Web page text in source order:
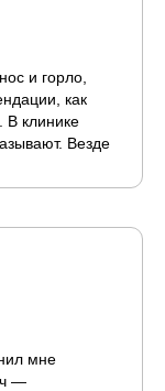
и горло,
как
В клинике
Везде
мне
—